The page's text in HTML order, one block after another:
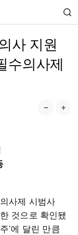
사 지원
수의사제
사제 시범사
것으로 확인됐
’에 달린 만큼